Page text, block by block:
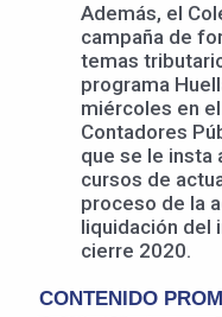
Además, el
campaña de
temas
programa
miércoles en
Contadores
que se le insta
cursos de
proceso de la
liquidación del
cierre 2020.